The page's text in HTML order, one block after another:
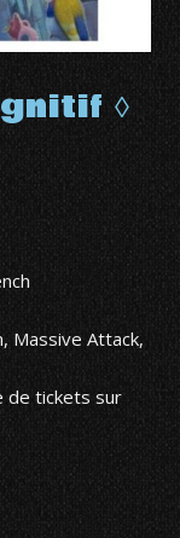
◊
Massive Attack,
de tickets sur